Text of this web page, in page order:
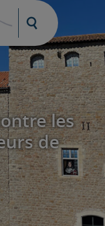
Moteur de
les
de